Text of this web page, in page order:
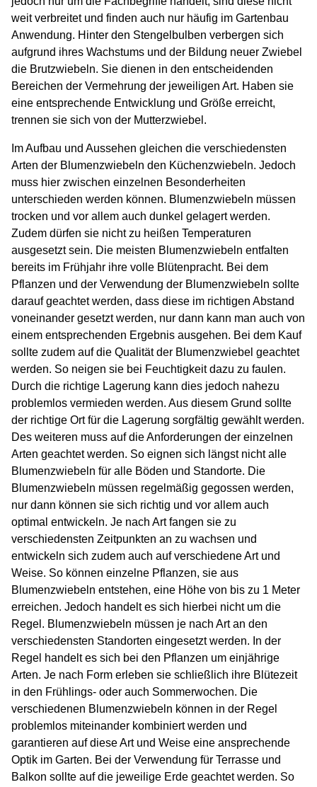
weit verbreitet und finden auch nur häufig im Gartenbau
Anwendung. Hinter den Stengelbulben verbergen sich
aufgrund ihres Wachstums und der Bildung neuer Zwiebel
die Brutzwiebeln. Sie dienen in den entscheidenden
Bereichen der Vermehrung der jeweiligen Art. Haben sie
eine entsprechende Entwicklung und Größe erreicht,
trennen sie sich von der Mutterzwiebel.
Im Aufbau und Aussehen gleichen die verschiedensten
Arten der Blumenzwiebeln den Küchenzwiebeln. Jedoch
muss hier zwischen einzelnen Besonderheiten
unterschieden werden können. Blumenzwiebeln müssen
trocken und vor allem auch dunkel gelagert werden.
Zudem dürfen sie nicht zu heißen Temperaturen
ausgesetzt sein. Die meisten Blumenzwiebeln entfalten
bereits im Frühjahr ihre volle Blütenpracht. Bei dem
Pflanzen und der Verwendung der Blumenzwiebeln sollte
darauf geachtet werden, dass diese im richtigen Abstand
voneinander gesetzt werden, nur dann kann man auch von
einem entsprechenden Ergebnis ausgehen. Bei dem Kauf
sollte zudem auf die Qualität der Blumenzwiebel geachtet
werden. So neigen sie bei Feuchtigkeit dazu zu faulen.
Durch die richtige Lagerung kann dies jedoch nahezu
problemlos vermieden werden. Aus diesem Grund sollte
der richtige Ort für die Lagerung sorgfältig gewählt werden.
Des weiteren muss auf die Anforderungen der einzelnen
Arten geachtet werden. So eignen sich längst nicht alle
Blumenzwiebeln für alle Böden und Standorte. Die
Blumenzwiebeln müssen regelmäßig gegossen werden,
nur dann können sie sich richtig und vor allem auch
optimal entwickeln. Je nach Art fangen sie zu
verschiedensten Zeitpunkten an zu wachsen und
entwickeln sich zudem auch auf verschiedene Art und
Weise. So können einzelne Pflanzen, sie aus
Blumenzwiebeln entstehen, eine Höhe von bis zu 1 Meter
erreichen. Jedoch handelt es sich hierbei nicht um die
Regel. Blumenzwiebeln müssen je nach Art an den
verschiedensten Standorten eingesetzt werden. In der
Regel handelt es sich bei den Pflanzen um einjährige
Arten. Je nach Form erleben sie schließlich ihre Blütezeit
in den Frühlings- oder auch Sommerwochen. Die
verschiedenen Blumenzwiebeln können in der Regel
problemlos miteinander kombiniert werden und
garantieren auf diese Art und Weise eine ansprechende
Optik im Garten. Bei der Verwendung für Terrasse und
Balkon sollte auf die jeweilige Erde geachtet werden. So